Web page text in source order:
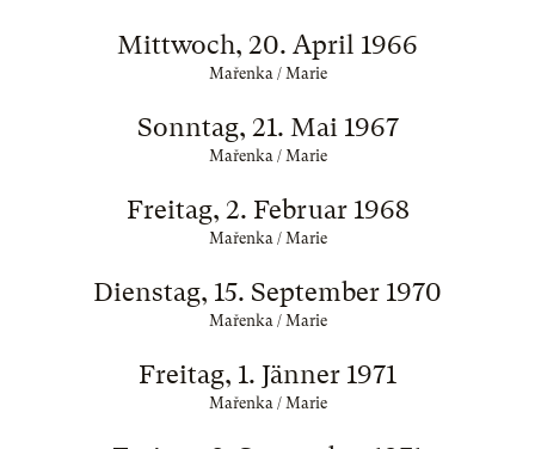
Mittwoch, 20. April 1966
Mařenka / Marie
Sonntag, 21. Mai 1967
Mařenka / Marie
Freitag, 2. Februar 1968
Mařenka / Marie
Dienstag, 15. September 1970
Mařenka / Marie
Freitag, 1. Jänner 1971
Mařenka / Marie